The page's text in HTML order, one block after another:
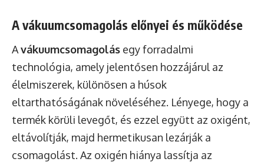
A vákuumcsomagolás előnyei és működése
Avákuumcsomagolás egy forradalmi
technológia, amely jelentősen hozzájárul az
élelmiszerek, különösen a húsok
eltarthatóságának növeléséhez. Lényege, hogy a
termék körüli levegőt, és ezzel együtt az oxigént,
eltávolítják, majd hermetikusan lezárják a
csomagolást. Az oxigén hiánya lassítja az